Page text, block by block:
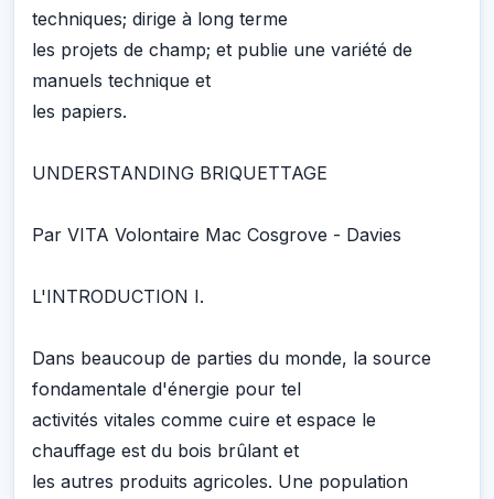
techniques; dirige à long terme
les projets de champ; et publie une variété de
manuels technique et
les papiers.
UNDERSTANDING BRIQUETTAGE
Par VITA Volontaire Mac Cosgrove - Davies
L'INTRODUCTION I.
Dans beaucoup de parties du monde, la source
fondamentale d'énergie pour tel
activités vitales comme cuire et espace le
chauffage est du bois brûlant et
les autres produits agricoles. Une population